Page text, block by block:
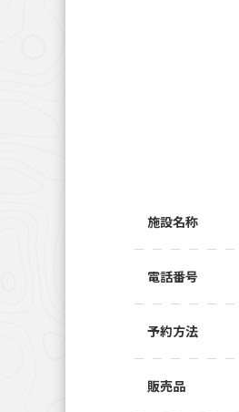
施設名称
電話番号
予約方法
販売品